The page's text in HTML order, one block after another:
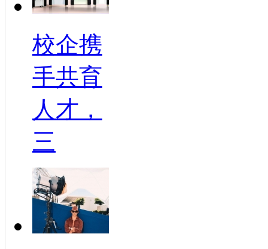
校企携
手共育
人才，
三